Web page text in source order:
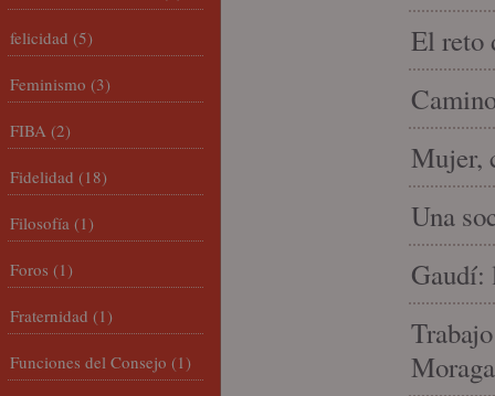
El reto
Mujer,
Una
Gaudí:
felicidad (5)
Feminismo (3)
FIBA (2)
Fidelidad (18)
Filosofía (1)
Foros (1)
Fraternidad (1)
Funciones del Consejo (1)